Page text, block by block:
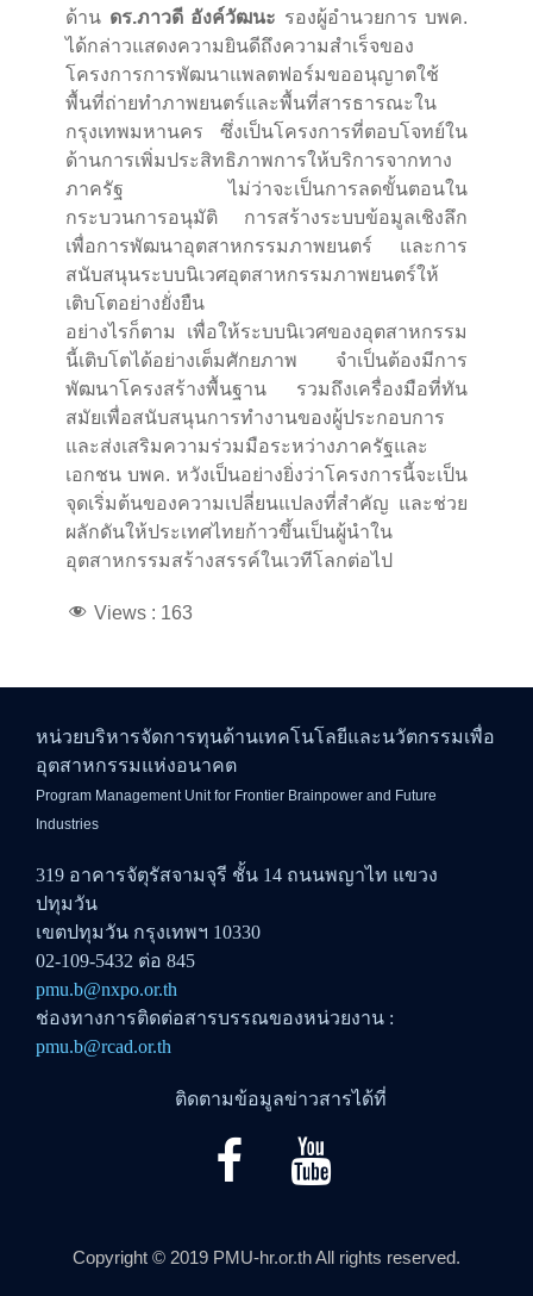
ด้าน ดร.ภาวดี อังค์วัฒนะ รองผู้อำนวยการ บพค.
ได้กล่าวแสดงความยินดีถึงความสำเร็จของ
โครงการการพัฒนาแพลตฟอร์มขออนุญาตใช้
พื้นที่ถ่ายทำภาพยนตร์และพื้นที่สารธารณะใน
กรุงเทพมหานคร ซึ่งเป็นโครงการที่ตอบโจทย์ใน
ด้านการเพิ่มประสิทธิภาพการให้บริการจากทาง
ภาครัฐ ไม่ว่าจะเป็นการลดขั้นตอนใน
กระบวนการอนุมัติ การสร้างระบบข้อมูลเชิงลึก
เพื่อการพัฒนาอุตสาหกรรมภาพยนตร์ และการ
สนับสนุนระบบนิเวศอุตสาหกรรมภาพยนตร์ให้
เติบโตอย่างยั่งยืน
อย่างไรก็ตาม เพื่อให้ระบบนิเวศของอุตสาหกรรม
นี้เติบโตได้อย่างเต็มศักยภาพ จำเป็นต้องมีการ
พัฒนาโครงสร้างพื้นฐาน รวมถึงเครื่องมือที่ทัน
สมัยเพื่อสนับสนุนการทำงานของผู้ประกอบการ
และส่งเสริมความร่วมมือระหว่างภาครัฐและ
เอกชน บพค. หวังเป็นอย่างยิ่งว่าโครงการนี้จะเป็น
จุดเริ่มต้นของความเปลี่ยนแปลงที่สำคัญ และช่วย
ผลักดันให้ประเทศไทยก้าวขึ้นเป็นผู้นำใน
อุตสาหกรรมสร้างสรรค์ในเวทีโลกต่อไป
Views : 163
หน่วยบริหารจัดการทุนด้านเทคโนโลยีและนวัตกรรมเพื่อ
อุตสาหกรรมแห่งอนาคต
Program Management Unit for Frontier Brainpower and Future
Industries
319 อาคารจัตุรัสจามจุรี ชั้น 14 ถนนพญาไท แขวง
ปทุมวัน
เขตปทุมวัน กรุงเทพฯ 10330
02-109-5432 ต่อ 845
pmu.b@nxpo.or.th
ช่องทางการติดต่อสารบรรณของหน่วยงาน :
pmu.b@rcad.or.th
ติดตามข้อมูลข่าวสารได้ที่
Copyright © 2019 PMU-hr.or.th All rights reserved.